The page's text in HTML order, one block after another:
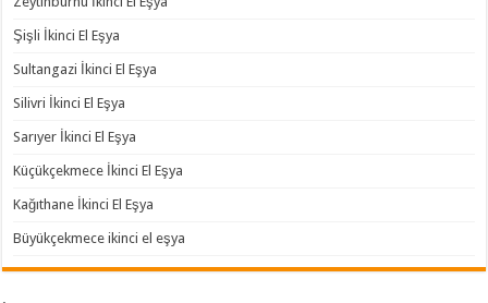
Şişli İkinci El Eşya
Sultangazi İkinci El Eşya
Silivri İkinci El Eşya
Sarıyer İkinci El Eşya
Küçükçekmece İkinci El Eşya
Kağıthane İkinci El Eşya
Büyükçekmece ikinci el eşya